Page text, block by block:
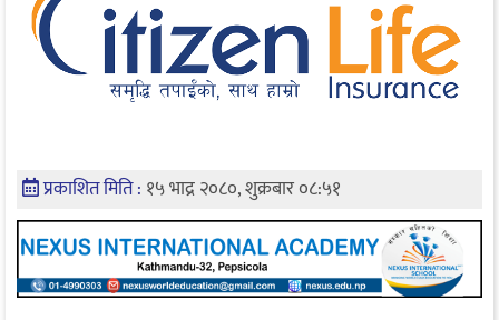
प्रकाशित मिति : १५ भाद्र २०८०, शुक्रबार ०८:५१